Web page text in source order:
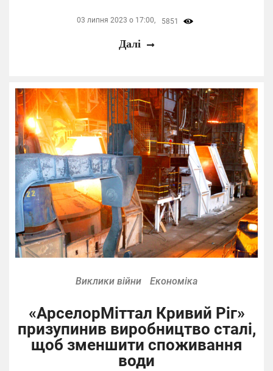
03 липня 2023 о 17:00, 5851
Далі
Виклики війни Економіка
«АрселорМіттал Кривий Ріг»
призупинив виробництво сталі,
щоб зменшити споживання
води